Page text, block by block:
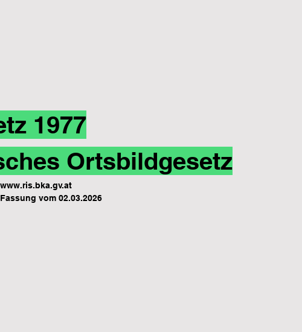
Ortsbildgesetz
www.ris.bka.gv.at
1977
Fassung vom 02.03.2026